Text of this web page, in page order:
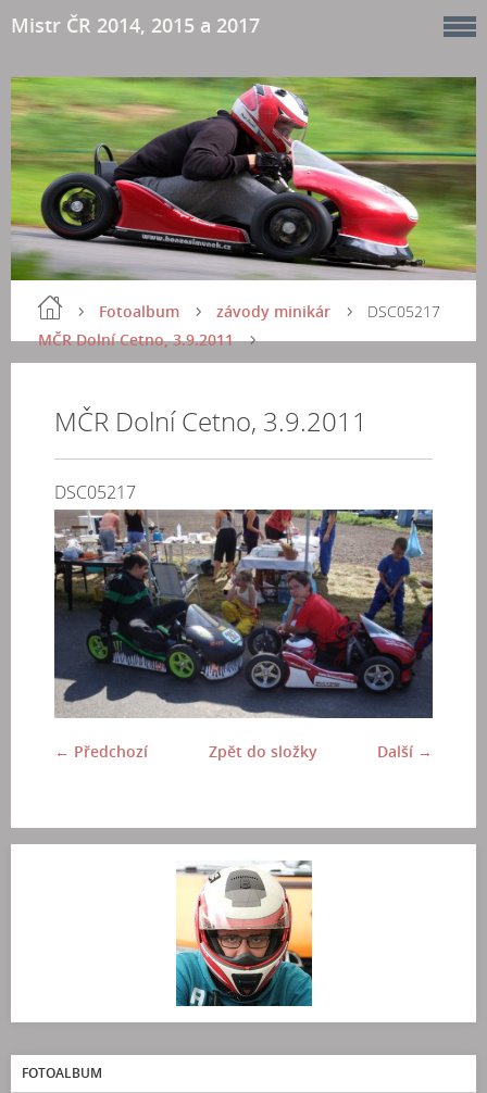
Mistr ČR 2014, 2015 a 2017
Fotoalbum
závody minikár
MČR Dolní Cetno, 3.9.2011
DSC05217
MČR Dolní Cetno, 3.9.2011
DSC05217
← Předchozí Další →
Zpět do složky
FOTOALBUM